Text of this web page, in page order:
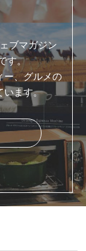
ブマガジン
す。
ー、グルメの
います。